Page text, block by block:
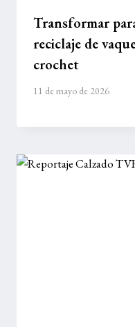
Transformar
reciclaje de
crochet
11 de mayo de 2026